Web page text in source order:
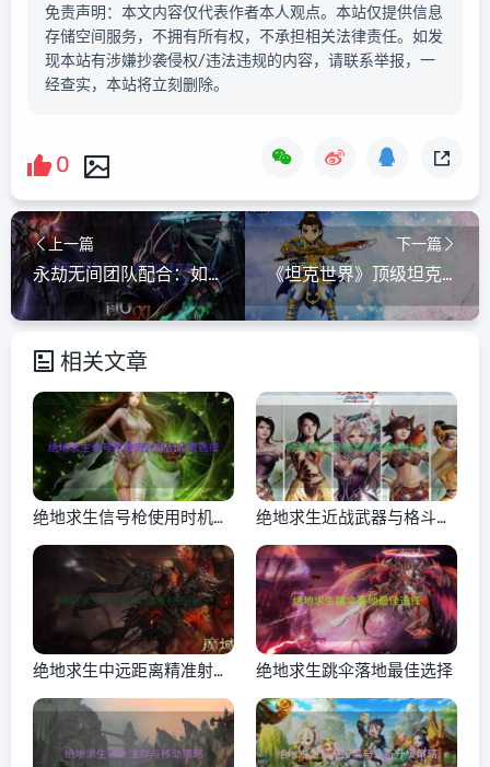
免责声明：本文内容仅代表作者本人观点。本站仅提供信息
存储空间服务，不拥有所有权，不承担相关法律责任。如发
现本站有涉嫌抄袭侵权/违法违规的内容，请联系举报，一
经查实，本站将立刻删除。
0
上一篇
永劫无间团队配合：如何构建完美小队
下一篇
《坦克世界》顶级坦克对决：高手过招
相关文章
绝地求生信号枪使用时机与
位置选择
绝地求生近战武器与格斗技
巧
绝地求生中远距离精准射击
技巧
绝地求生跳伞落地最佳选择